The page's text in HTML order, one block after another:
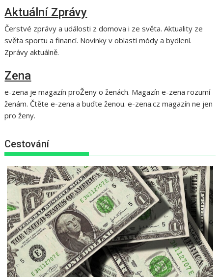
Aktuální Zprávy
Čerstvé zprávy a události z domova i ze světa. Aktuality ze
světa sportu a financí. Novinky v oblasti módy a bydlení.
Zprávy aktuálně.
Zena
e-zena je magazín proŽeny o ženách. Magazín e-zena rozumí
ženám. Čtěte e-zena a buďte ženou. e-zena.cz magazín ne jen
pro ženy.
Cestování